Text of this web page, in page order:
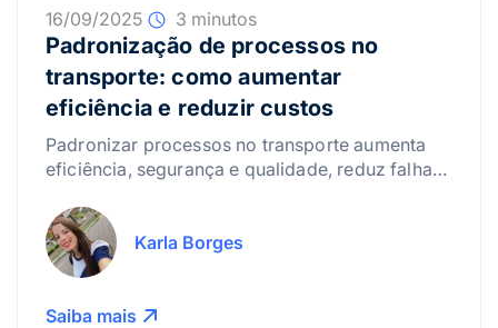
16/09/2025 3 minutos
Padronização de processos no
transporte: como aumentar
eficiência e reduzir custos
Padronizar processos no transporte aumenta
eficiência, segurança e qualidade, reduz falhas
profissionais.
Karla Borges
Saiba mais